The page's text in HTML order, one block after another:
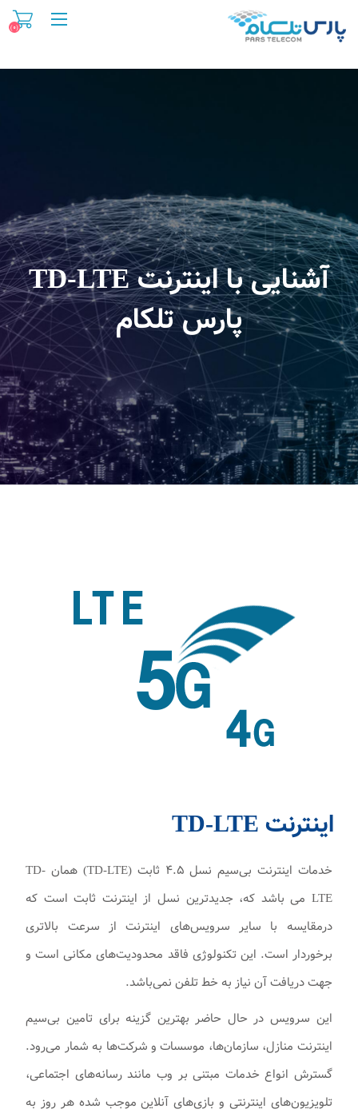
(۰)
آشنایی با اینترنت TD-LTE
پارس تلکام
اینترنت TD-LTE
خدمات اینترنت بی‌سیم نسل ۴.۵ ثابت (TD-LTE) همان TD-
LTE می باشد که، جدیدترین نسل از اینترنت ثابت است که
درمقایسه با سایر سرویس‌های اینترنت از سرعت بالاتری
برخوردار است. این تکنولوژی فاقد محدودیت‌های مکانی است و
جهت دریافت آن نیاز به خط تلفن نمی‌باشد.
این سرویس در حال حاضر بهترین گزینه برای تامین بی‌سیم
اینترنت منازل، سازمان‌ها، موسسات و شرکت‌ها به شمار می‌رود.
گسترش انواع خدمات مبتنی بر وب مانند رسانه‌های اجتماعی،
تلویزیون‌های اینترنتی و بازی‌های آنلاین موجب شده هر روز به